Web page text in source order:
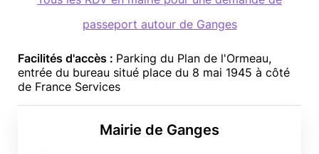
Mairie de Ganges
passeport autour de Ganges
Facilités d'accès : Parking du Plan de l'Ormeau,
entrée du bureau situé place du 8 mai 1945 à côté
de France Services